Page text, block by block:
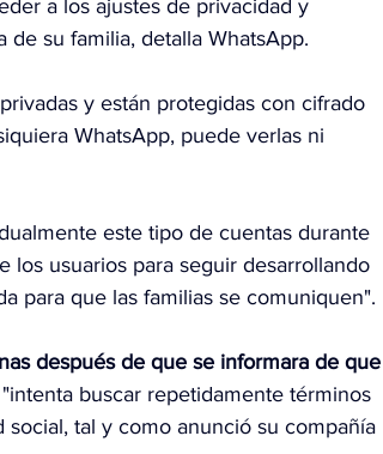
a los ajustes de privacidad y
su familia, detalla WhatsApp.
y están protegidas con cifrado
WhatsApp, puede verlas ni
este tipo de cuentas durante
los usuarios para seguir desarrollando
para que las familias se comuniquen".
después de que se informara de que
"intenta buscar repetidamente términos
tal y como anunció su compañía